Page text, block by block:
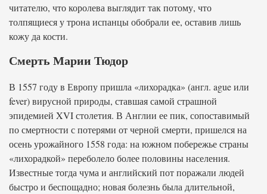
читателю, что королева выглядит так потому, что
толпящиеся у трона испанцы обобрали ее, оставив лишь
кожу да кости.
Смерть Марии Тюдор
В 1557 году в Европу пришла «лихорадка» (англ. ague или
fever) вирусной природы, ставшая самой страшной
эпидемией XVI столетия. В Англии ее пик, сопоставимый
по смертности с потерями от черной смерти, пришелся на
осень урожайного 1558 года: на южном побережье страны
«лихорадкой» переболело более половины населения.
Известные тогда чума и английский пот поражали людей
быстро и беспощадно; новая болезнь была длительной,